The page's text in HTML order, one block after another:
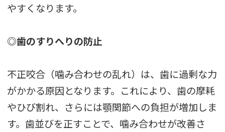
やすくなります。
◎歯のすりへりの防止
不正咬合（噛み合わせの乱れ）は、歯に過剰な力
がかかる原因となります。これにより、歯の摩耗
やひび割れ、さらには顎関節への負担が増加しま
す。歯並びを正すことで、噛み合わせが改善さ